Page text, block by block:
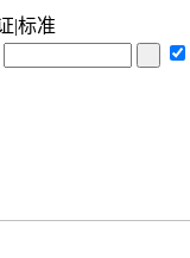
|标准